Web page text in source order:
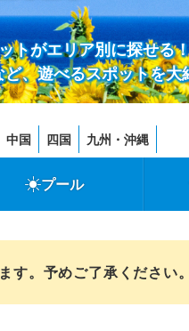
トがエリア別に探せる
、遊べるスポットを大
中国 四国 九州・沖縄
プール
。予めご了承ください。